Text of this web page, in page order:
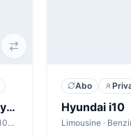
Hyundai Santa Fe 1.6 T-GDI Hybrid 2WD Signature
SUV · Benzin · 239 PS · Automatik · 6,6 l/100km
Abo
Hyundai i10